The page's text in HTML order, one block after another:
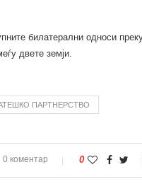
билатерални односи
двете земји.
ПАРТНЕРСТВО
0 коментар 0